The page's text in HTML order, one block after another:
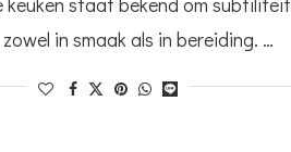
in smaak als in bereiding. …